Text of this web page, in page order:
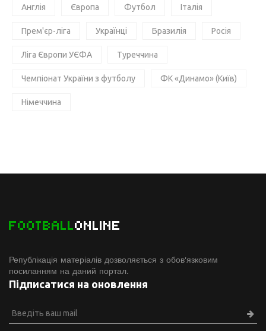
Англія Європа Футбол Італія
Прем'єр-ліга Українці Бразилія Росія
Ліга Європи УЄФА Туреччина
Чемпіонат України з футболу ФК «Динамо» (Київ)
Німеччина
FOOTBALLONLINE
Републікація матеріалів дозволяється з обов'язковим
посиланням на даний портал.
Підписатися на оновлення